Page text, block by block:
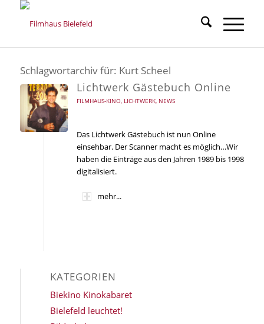
Schlagwortarchiv für: Kurt Scheel
Lichtwerk Gästebuch Online
FILMHAUS-KINO, LICHTWERK, NEWS
Das Lichtwerk Gästebuch ist nun Online
einsehbar. Der Scanner macht es möglich…Wir
haben die Einträge aus den Jahren 1989 bis 1998
digitalisiert.
mehr...
KATEGORIEN
Biekino Kinokabaret
Bielefeld leuchtet!